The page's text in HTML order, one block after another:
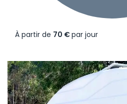
À partir de 70 €par jour